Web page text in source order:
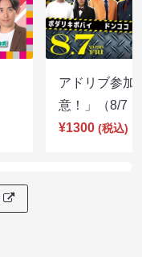
アドリブ参加
意！」（8/7
¥1300 (税込)